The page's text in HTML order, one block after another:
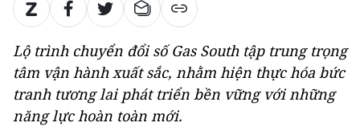
Lộ trình chuyển đổi số Gas South tập trung trọng
tâm vận hành xuất sắc, nhằm hiện thực hóa bức
tranh tương lai phát triển bền vững với những
năng lực hoàn toàn mới.